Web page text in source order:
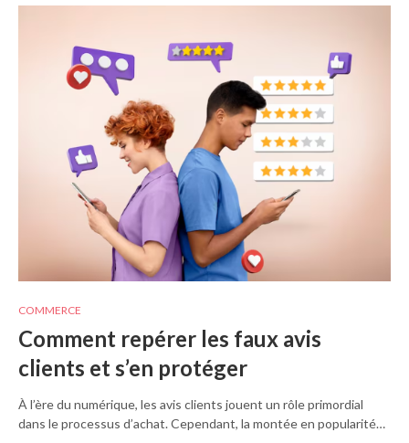
COMMERCE
Comment repérer les faux avis
clients et s’en protéger
À l’ère du numérique, les avis clients jouent un rôle primordial
dans le processus d’achat. Cependant, la montée en popularité…